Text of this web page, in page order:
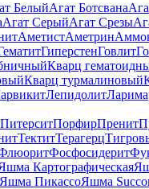
БелыйАгат Ботсвана
Агат СерыйАгат Срезы
АметистАметрин
ГиперстенГовлит
Кварц
Кварц турмалиновый
Лепидолит
ПитерситПорфирПренит
ТектитТерагерц
Фосфосидерит
Картографическая
Яшма ПикассоЯшма